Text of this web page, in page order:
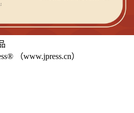
（www.jpress.cn）